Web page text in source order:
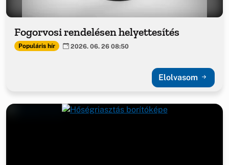
Fogorvosi rendelésen helyettesítés
Populáris hír 2026. 06. 26 08:50
Elolvasom